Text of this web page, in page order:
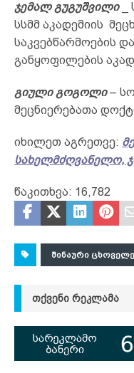
ჯემალ გუგუშვილი_
სსმმ აკადემიის
საკვებწარმოების
განყოფილების
გიული გოგოლი–
მეცნიერებათა
იხილეთ აგრეთვე:
სახელმძღვანელო,
წაკითხვა: 16,782
ᲨᲘᲜᲐᲣᲠᲘ
ᲗᲥᲕᲔᲜᲘ ᲠᲔᲙᲚᲐᲛᲐ